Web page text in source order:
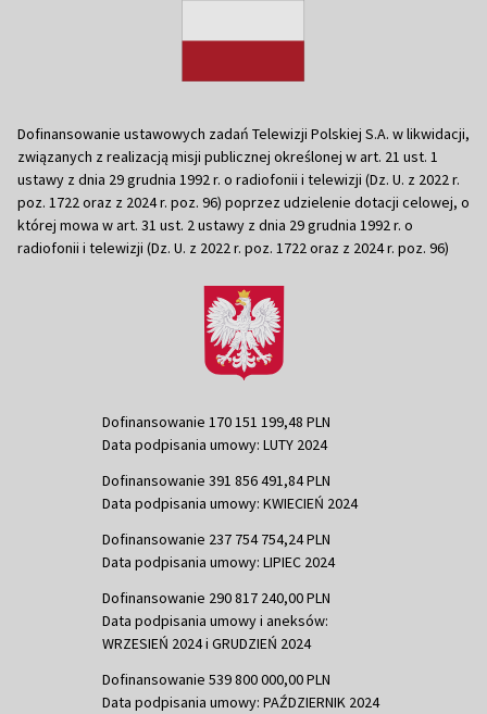
Dofinansowanie ustawowych zadań Telewizji Polskiej S.A. w likwidacji,
związanych z realizacją misji publicznej określonej w art. 21 ust. 1
ustawy z dnia 29 grudnia 1992 r. o radiofonii i telewizji (Dz. U. z 2022 r.
poz. 1722 oraz z 2024 r. poz. 96) poprzez udzielenie dotacji celowej, o
której mowa w art. 31 ust. 2 ustawy z dnia 29 grudnia 1992 r. o
radiofonii i telewizji (Dz. U. z 2022 r. poz. 1722 oraz z 2024 r. poz. 96)
Dofinansowanie 170 151 199,48 PLN
Data podpisania umowy: LUTY 2024
Dofinansowanie 391 856 491,84 PLN
Data podpisania umowy: KWIECIEŃ 2024
Dofinansowanie 237 754 754,24 PLN
Data podpisania umowy: LIPIEC 2024
Dofinansowanie 290 817 240,00 PLN
Data podpisania umowy i aneksów:
WRZESIEŃ 2024 i GRUDZIEŃ 2024
Dofinansowanie 539 800 000,00 PLN
Data podpisania umowy: PAŹDZIERNIK 2024